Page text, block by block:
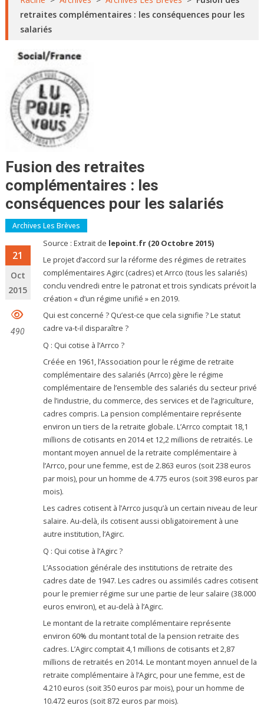
retraites complémentaires : les conséquences pour les
salariés
Fusion des retraites
complémentaires : les
conséquences pour les salariés
Archives Les Brèves
21
Oct
2015
490
Source : Extrait de lepoint.fr (20 Octobre 2015)
Le projet d’accord sur la réforme des régimes de retraites
complémentaires Agirc (cadres) et Arrco (tous les salariés)
conclu vendredi entre le patronat et trois syndicats prévoit la
création « d’un régime unifié » en 2019.
Qui est concerné ? Qu’est-ce que cela signifie ? Le statut
cadre va-t-il disparaître ?
Q : Qui cotise à l’Arrco ?
Créée en 1961, l’Association pour le régime de retraite
complémentaire des salariés (Arrco) gère le régime
complémentaire de l’ensemble des salariés du secteur privé
de l’industrie, du commerce, des services et de l’agriculture,
cadres compris. La pension complémentaire représente
environ un tiers de la retraite globale. L’Arrco comptait 18,1
millions de cotisants en 2014 et 12,2 millions de retraités. Le
montant moyen annuel de la retraite complémentaire à
l’Arrco, pour une femme, est de 2.863 euros (soit 238 euros
par mois), pour un homme de 4.775 euros (soit 398 euros par
mois).
Les cadres cotisent à l’Arrco jusqu’à un certain niveau de leur
salaire. Au-delà, ils cotisent aussi obligatoirement à une
autre institution, l’Agirc.
Q : Qui cotise à l’Agirc ?
L’Association générale des institutions de retraite des
cadres date de 1947. Les cadres ou assimilés cadres cotisent
pour le premier régime sur une partie de leur salaire (38.000
euros environ), et au-delà à l’Agirc.
Le montant de la retraite complémentaire représente
environ 60% du montant total de la pension retraite des
cadres. L’Agirc comptait 4,1 millions de cotisants et 2,87
millions de retraités en 2014. Le montant moyen annuel de la
retraite complémentaire à l’Agirc, pour une femme, est de
4.210 euros (soit 350 euros par mois), pour un homme de
10.472 euros (soit 872 euros par mois).